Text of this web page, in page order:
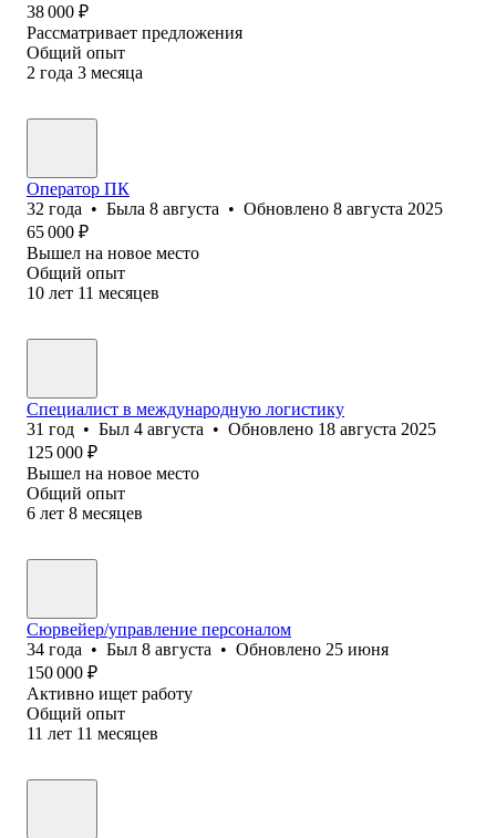
38 000 ₽
Рассматривает предложения
Общий опыт
2 года 3 месяца
Оператор ПК
32 года • Была 8 августа • Обновлено 8 августа 2025
65 000 ₽
Вышел на новое место
Общий опыт
10 лет 11 месяцев
Специалист в международную логистику
31 год • Был 4 августа • Обновлено 18 августа 2025
125 000 ₽
Вышел на новое место
Общий опыт
6 лет 8 месяцев
Сюрвейер/управление персоналом
34 года • Был 8 августа • Обновлено 25 июня
150 000 ₽
Активно ищет работу
Общий опыт
11 лет 11 месяцев